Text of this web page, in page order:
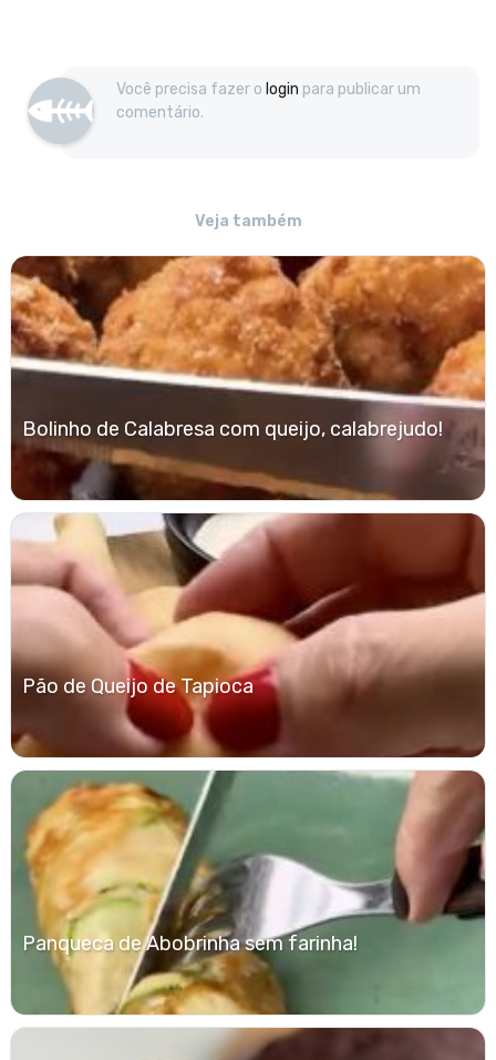
Você precisa fazer o login para publicar um
comentário.
Veja também
Bolinho de Calabresa com queijo, calabrejudo!
Pão de Queijo de Tapioca
Panqueca de Abobrinha sem farinha!